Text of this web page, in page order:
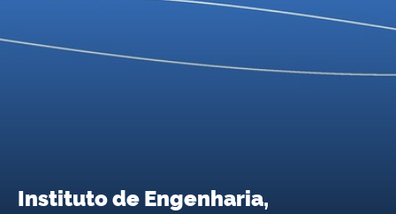
Instituto de Engenharia,